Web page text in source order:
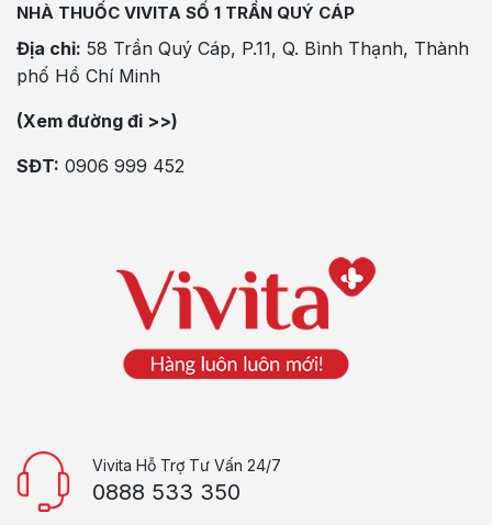
NHÀ THUỐC VIVITA SỐ 1 TRẦN QUÝ CÁP
Địa chỉ: 58 Trần Quý Cáp, P.11, Q. Bình Thạnh, Thành
phố Hồ Chí Minh
(Xem đường đi >>)
SĐT: 0906 999 452
Vivita Hỗ Trợ Tư Vấn 24/7
0888 533 350